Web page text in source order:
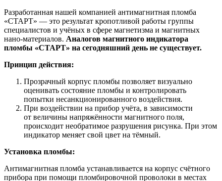
Разработанная нашей компанией антимагнитная пломба
«СТАРТ» — это результат кропотливой работы группы
специалистов и учёных в сфере магнетизма и магнитных
нано-материалов. Аналогов магнитного индикатора
пломбы «СТАРТ» на сегодняшний день не существует.
Принцип действия:
Прозрачный корпус пломбы позволяет визуально
оценивать состояние пломбы и контролировать
попытки несанкционированного воздействия.
При воздействии на прибор учёта, в зависимости
от величины напряжённости магнитного поля,
происходит необратимое разрушения рисунка. При этом
индикатор меняет свой цвет на тёмный.
Установка пломбы:
Антимагнитная пломба устанавливается на корпус счётного
прибора при помощи пломбировочной проволоки в местах